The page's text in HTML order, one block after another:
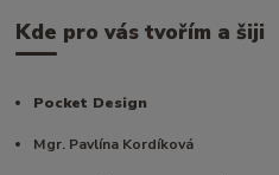
Kde pro vás tvořím a šiji
Pocket Design
Mgr. Pavlína Kordíková